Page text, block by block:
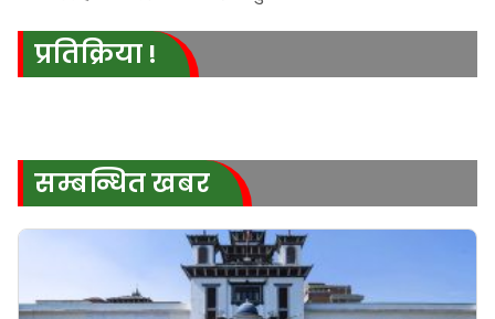
प्रतिक्रिया !
सम्बन्धित खबर